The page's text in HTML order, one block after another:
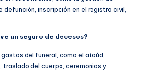
inscripción en el registro civil,
un seguro de decesos?
gastos del funeral, como el ataúd,
traslado del cuerpo, ceremonias y